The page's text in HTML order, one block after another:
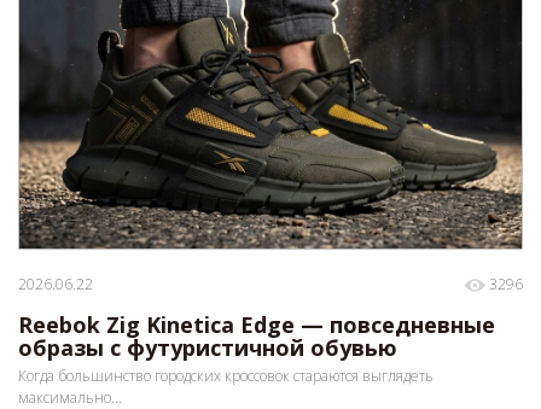
2026.06.22 3296
Reebok Zig Kinetica Edge — повседневные
образы с футуристичной обувью
Когда большинство городских кроссовок стараются выглядеть
максимально...